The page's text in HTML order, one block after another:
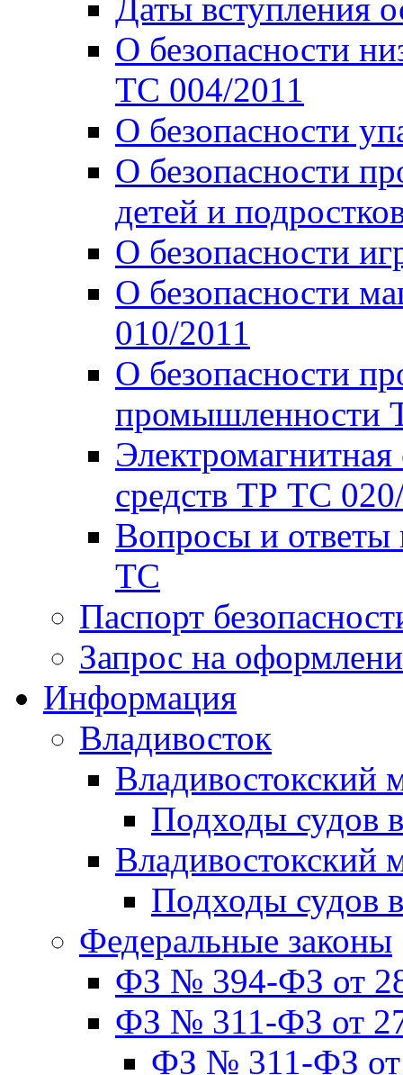
Даты вступления
О безопасности
ТС 004/2011
О безопасности
О безопасности
детей и
О безопасности
О безопасности
010/2011
О безопасности
промышленности
средств ТР ТС
Вопросы и ответы
ТС
Паспорт
Запрос на
Информация
Владивосток
Владивостокский
Подходы судов
Владивостокский
Подходы судов
Федеральные законы
ФЗ № 394-ФЗ от
ФЗ № 311-ФЗ от
ФЗ № 311-ФЗ от